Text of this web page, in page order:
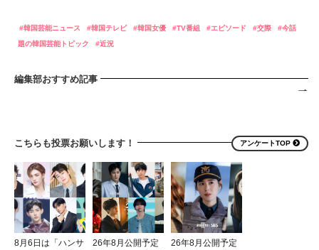
韓国芸能ニュース 韓国テレビ 韓国女優 TV番組 エピソード 交際
今話
題の韓国芸能トピック
近況
編集部おすすめ記事
こちらも投票お願いします！ アンケートTOP
8月6日は「ハンサ
26年8月公開予定
26年8月公開予定